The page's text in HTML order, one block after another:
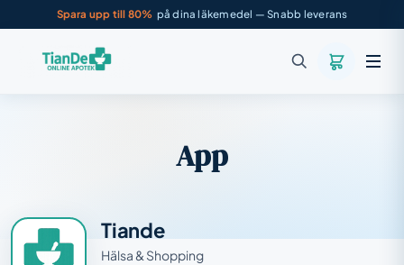
Spara upp till 80% på dina läkemedel — Snabb leverans
App
Tiande
Hälsa & Shopping